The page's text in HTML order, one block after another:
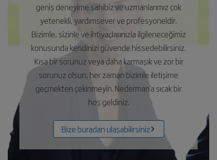
geniş deneyime sahibiz ve uzmanlarımız çok
yetenekli, yardımsever ve profesyoneldir.
Bizimle, sizinle ve ihtiyaçlarınızla ilgileneceğimiz
konusunda kendinizi güvende hissedebilirsiniz.
Kısa bir sorunuz veya daha karmaşık ve zor bir
sorunuz olsun, her zaman bizimle iletişime
geçmekten çekinmeyin. Nederman'a sıcak bir
hoş geldiniz.
Bize buradan ulaşabilirsiniz